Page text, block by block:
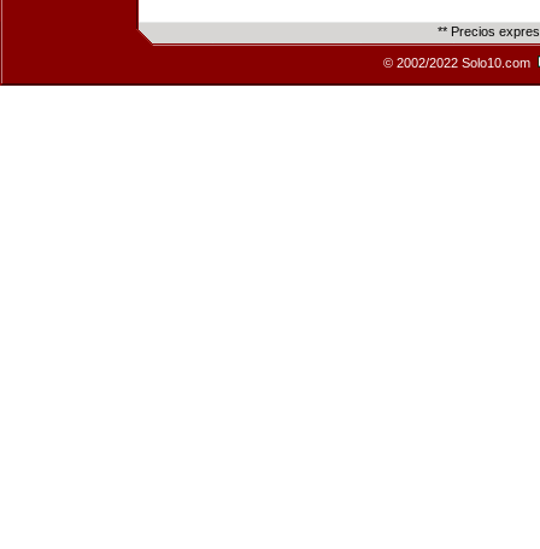
** Precios
© 2002/2022 Solo10.com